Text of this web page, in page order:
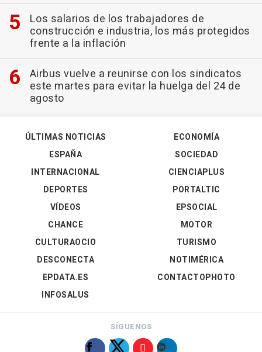
Los salarios de los trabajadores de
construcción e industria, los más protegidos
frente a la inflación
Airbus vuelve a reunirse con los sindicatos
este martes para evitar la huelga del 24 de
agosto
ÚLTIMAS NOTICIAS
ESPAÑA
INTERNACIONAL
DEPORTES
VÍDEOS
ECONOMÍA
SOCIEDAD
CIENCIAPLUS
PORTALTIC
EPSOCIAL
CHANCE
CULTURAOCIO
DESCONECTA
EPDATA.ES
INFOSALUS
MOTOR
TURISMO
NOTIMÉRICA
CONTACTOPHOTO
SÍGUENOS